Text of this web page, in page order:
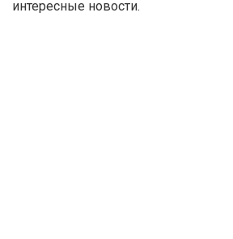
интересные новости.